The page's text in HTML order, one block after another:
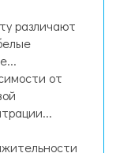
различают
от